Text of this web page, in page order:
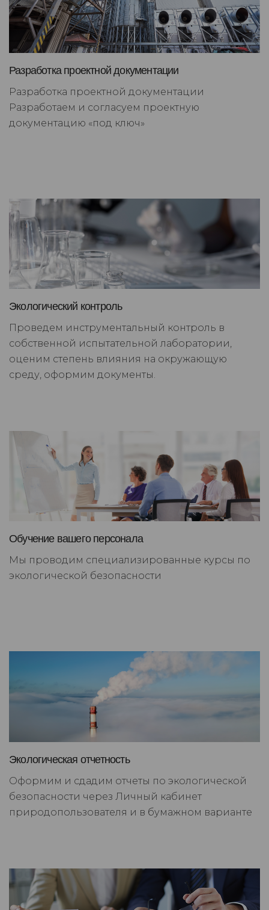
Разработка проектной документации
Разработка проектной документации
Разработаем и согласуем проектную
документацию «под ключ»
Экологический контроль
Проведем инструментальный контроль в
собственной испытательной лаборатории,
оценим степень влияния на окружающую
среду, оформим документы.
Обучение вашего персонала
Мы проводим специализированные курсы по
экологической безопасности
Экологическая отчетность
Оформим и сдадим отчеты по экологической
безопасности через Личный кабинет
природопользователя и в бумажном варианте